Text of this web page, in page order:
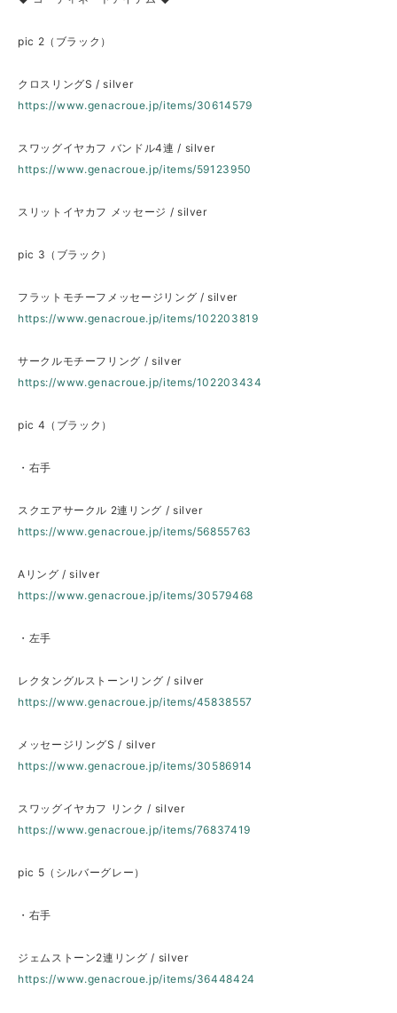
pic 2（ブラック）
クロスリングS / silver
https://www.genacroue.jp/items/30614579
スワッグイヤカフ バンドル4連 / silver
https://www.genacroue.jp/items/59123950
スリットイヤカフ メッセージ / silver
pic 3（ブラック）
フラットモチーフメッセージリング / silver
https://www.genacroue.jp/items/102203819
サークルモチーフリング / silver
https://www.genacroue.jp/items/102203434
pic 4（ブラック）
・右手
スクエアサークル 2連リング / silver
https://www.genacroue.jp/items/56855763
Aリング / silver
https://www.genacroue.jp/items/30579468
・左手
レクタングルストーンリング / silver
https://www.genacroue.jp/items/45838557
メッセージリングS / silver
https://www.genacroue.jp/items/30586914
スワッグイヤカフ リンク / silver
https://www.genacroue.jp/items/76837419
pic 5（シルバーグレー）
・右手
ジェムストーン2連リング / silver
https://www.genacroue.jp/items/36448424